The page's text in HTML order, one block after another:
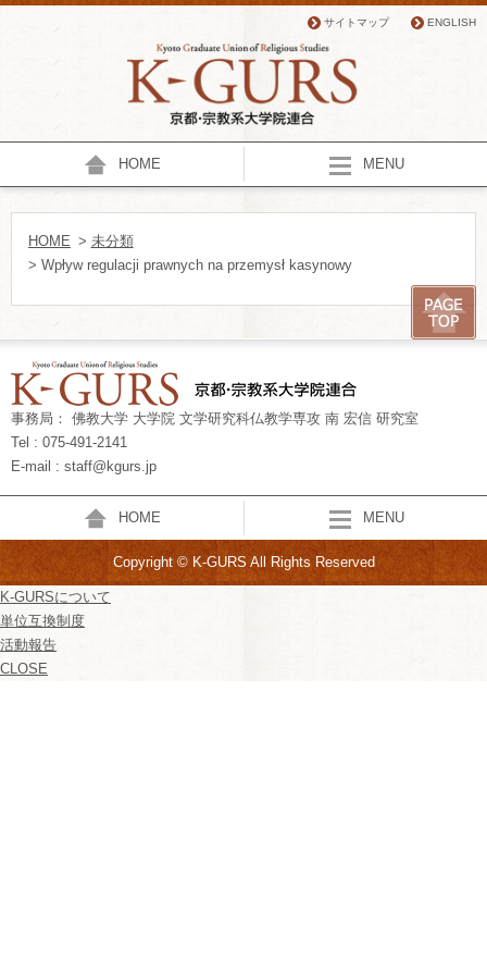
サイトマップ ENGLISH
HOME MENU
HOME > 未分類
> Wpływ regulacji prawnych na przemysł kasynowy
事務局： 佛教大学 大学院 文学研究科仏教学専攻 南 宏信 研究室
Tel : 075-491-2141
E-mail : staff@kgurs.jp
HOME MENU
Copyright © K-GURS All Rights Reserved
K-GURSについて
単位互換制度
活動報告
CLOSE